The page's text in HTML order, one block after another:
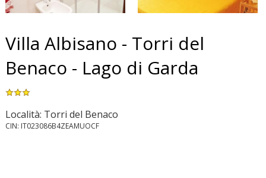
Villa Albisano - Torri del
Benaco - Lago di Garda
Località: Torri del Benaco
CIN: IT023086B4ZEAMUOCF